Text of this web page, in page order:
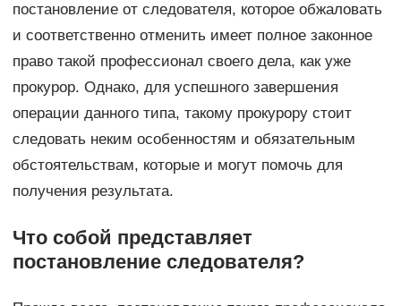
постановление от следователя, которое обжаловать
и соответственно отменить имеет полное законное
право такой профессионал своего дела, как уже
прокурор. Однако, для успешного завершения
операции данного типа, такому прокурору стоит
следовать неким особенностям и обязательным
обстоятельствам, которые и могут помочь для
получения результата.
Что собой представляет
постановление следователя?